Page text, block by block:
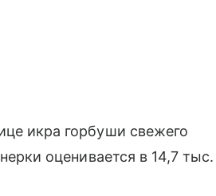
икра горбуши свежего
оценивается в 14,7 тыс.